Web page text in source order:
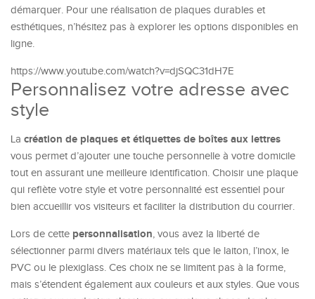
démarquer. Pour une réalisation de plaques durables et
esthétiques, n’hésitez pas à explorer les options disponibles en
ligne.
https://www.youtube.com/watch?v=djSQC31dH7E
Personnalisez votre adresse avec
style
La création de plaques et étiquettes de boîtes aux lettres
vous permet d’ajouter une touche personnelle à votre domicile
tout en assurant une meilleure identification. Choisir une plaque
qui reflète votre style et votre personnalité est essentiel pour
bien accueillir vos visiteurs et faciliter la distribution du courrier.
Lors de cette personnalisation, vous avez la liberté de
sélectionner parmi divers matériaux tels que le laiton, l’inox, le
PVC ou le plexiglass. Ces choix ne se limitent pas à la forme,
mais s’étendent également aux couleurs et aux styles. Que vous